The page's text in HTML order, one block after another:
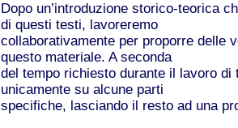
Dopo un’introduzione storico-teorica
di questi testi, lavoreremo
collaborativamente per proporre delle
questo materiale. A seconda
del tempo richiesto durante il lavoro
unicamente su alcune parti
specifiche, lasciando il resto ad una